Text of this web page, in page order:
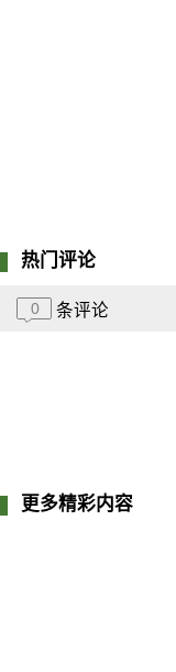
热门评论
0 条评论
更多精彩内容